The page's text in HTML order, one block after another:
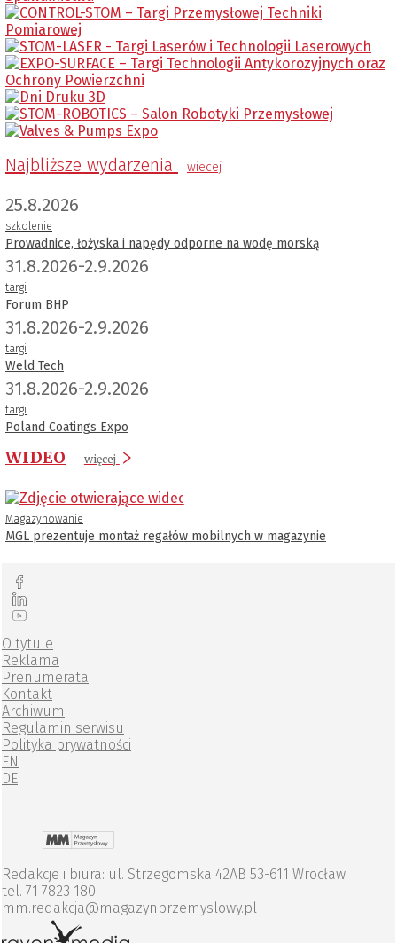
Najbliższe wydarzenia wiecej
25.8.2026
szkolenie
Prowadnice, łożyska i napędy odporne na wodę morską
31.8.2026-2.9.2026
targi
Forum BHP
31.8.2026-2.9.2026
targi
Weld Tech
31.8.2026-2.9.2026
targi
Poland Coatings Expo
WIDEO więcej
Magazynowanie
MGL prezentuje montaż regałów mobilnych w magazynie
O tytule
Reklama
Prenumerata
Kontakt
Archiwum
Regulamin serwisu
Polityka prywatności
EN
DE
Redakcje i biura: ul. Strzegomska 42AB 53-611 Wrocław
tel. 71 7823 180
mm.redakcja@magazynprzemyslowy.pl